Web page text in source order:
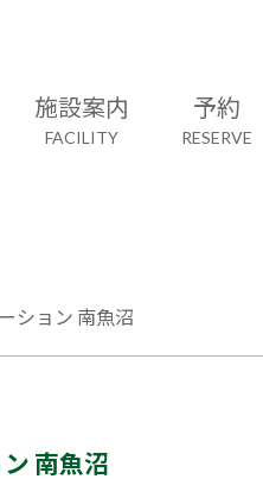
施設案内
FACILITY
予約
RESERVE
ション 南魚沼
南魚沼